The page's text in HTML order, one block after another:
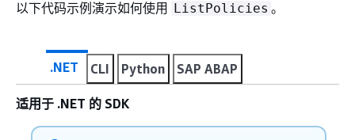
以下代码示例演示如何使用 ListPolicies 。
.NET CLI Python SAP ABAP
适用于 .NET 的 SDK